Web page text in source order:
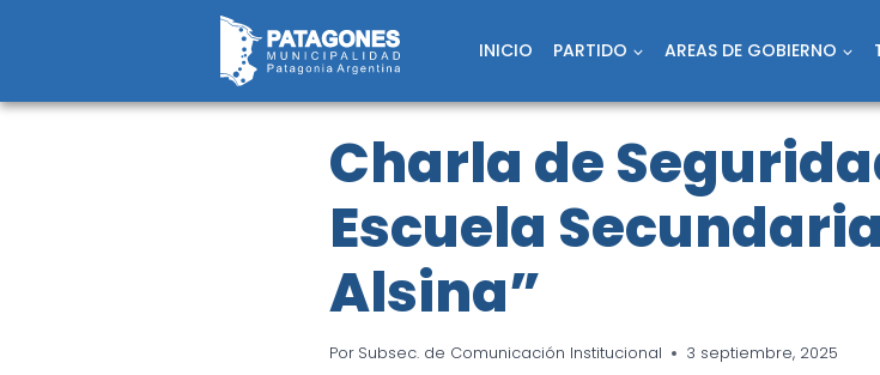
INICIO PARTIDO AREAS DE GOBIERNO
Charla de
Escuela Secundaria
Alsina”
Por Subsec. de Comunicación Institucional 3 septiembre, 2025